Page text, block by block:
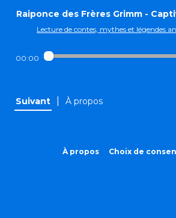
Raiponce des Frères Grimm -
Lecture de contes, mythes et légendes
00:00
Suivant À propos
À propos Choix de